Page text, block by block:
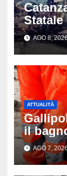
Statale
una
AGO 8,
ATTUALITÀ
il
a 19
AGO 7,